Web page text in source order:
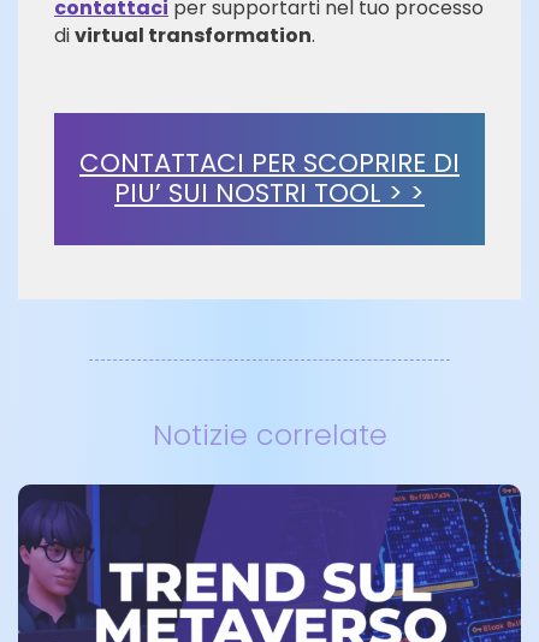
contattaci per supportarti nel tuo processo
divirtual transformation.
CONTATTACI PER SCOPRIRE DI
PIU’ SUI NOSTRI TOOL > >
Notizie correlate